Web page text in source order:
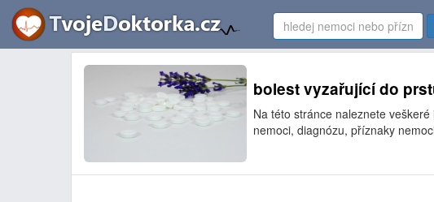
bolest vyzařující do
Na této stránce naleznete
nemoci, diagnózu, příznaky